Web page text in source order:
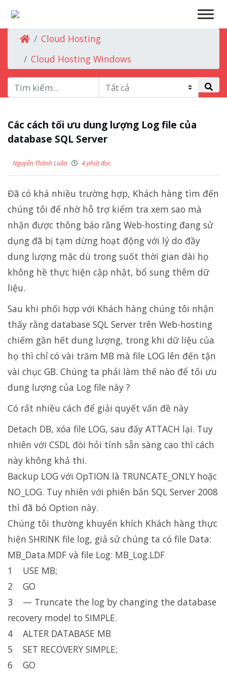
Cloud Hosting
Cloud Hosting Windows
Các cách tối ưu dung lượng Log file của
database SQL Server
Nguyễn Thành Luân 4 phút đọc
Đã có khá nhiều trường hợp, Khách hàng tìm đến
chúng tôi để nhờ hỗ trợ kiểm tra xem sao mà
nhận được thông báo rằng Web-hosting đang sử
dụng đã bị tạm dừng hoạt động với lý do đầy
dung lượng mặc dù trong suốt thời gian dài họ
không hề thực hiện cập nhật, bổ sung thêm dữ
liệu.
Sau khi phối hợp với Khách hàng chúng tôi nhận
thấy rằng database SQL Server trên Web-hosting
chiếm gần hết dung lượng, trong khi dữ liệu của
họ thì chỉ có vài trăm MB mà file LOG lên đến tận
vài chục GB. Chúng ta phải làm thế nào để tối ưu
dung lượng của Log file này ?
Có rất nhiều cách để giải quyết vấn đề này
Detach DB, xóa file LOG, sau đấy ATTACH lại. Tuy
nhiên với CSDL đòi hỏi tính sẵn sàng cao thì cách
này không khả thi.
Backup LOG với OpTION là TRUNCATE_ONLY hoặc
NO_LOG. Tuy nhiên với phiên bản SQL Server 2008
thì đã bỏ Option này.
Chúng tôi thường khuyến khích Khách hàng thực
hiện SHRINK file log, giả sử chúng ta có file Data:
MB_Data.MDF và file Log: MB_Log.LDF
1 USE MB;
2 GO
3 — Truncate the log by changing the database
recovery model to SIMPLE.
4 ALTER DATABASE MB
5 SET RECOVERY SIMPLE;
6 GO